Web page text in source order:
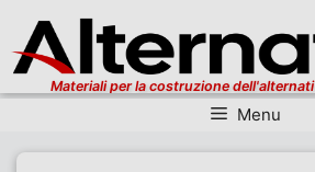
Materiali per la costruzione
Menu